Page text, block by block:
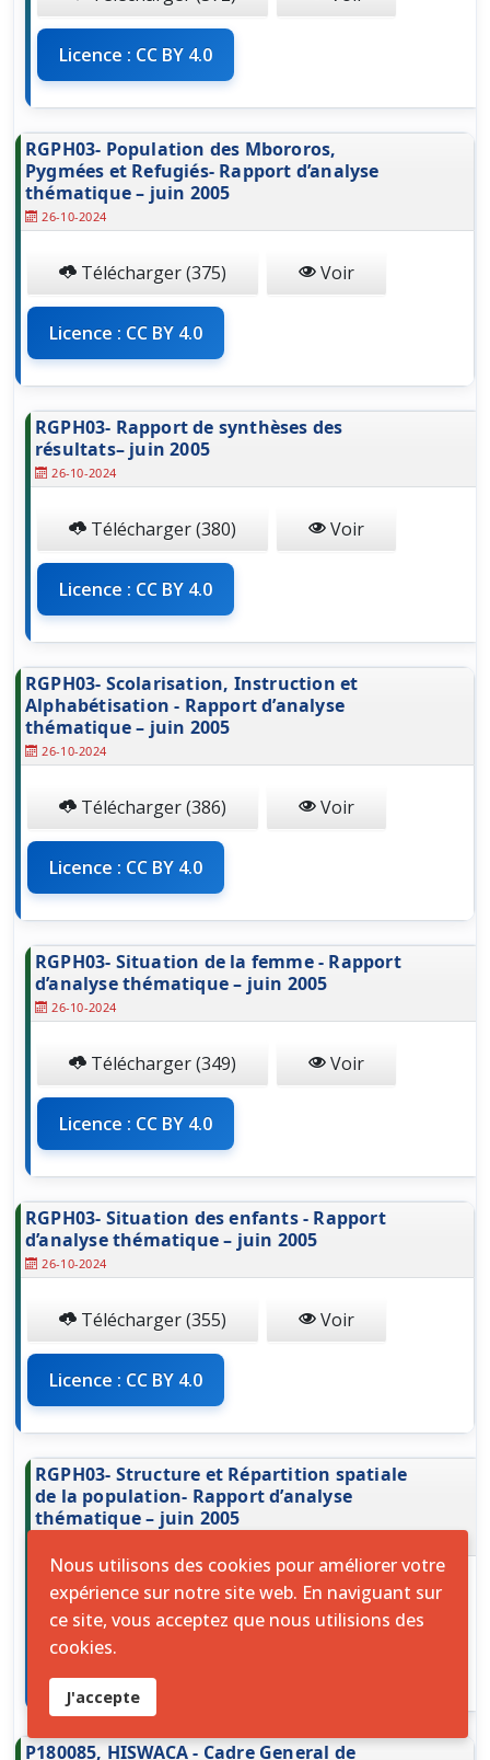
Licence : CC BY 4.0
RGPH03- Population des Mbororos,
Pygmées et Refugiés- Rapport d’analyse
thématique – juin 2005
26-10-2024
Télécharger (375) Voir
Licence : CC BY 4.0
RGPH03- Rapport de synthèses des
résultats– juin 2005
26-10-2024
Télécharger (380) Voir
Licence : CC BY 4.0
RGPH03- Scolarisation, Instruction et
Alphabétisation - Rapport d’analyse
thématique – juin 2005
26-10-2024
Télécharger (386) Voir
Licence : CC BY 4.0
RGPH03- Situation de la femme - Rapport
d’analyse thématique – juin 2005
26-10-2024
Télécharger (349) Voir
Licence : CC BY 4.0
RGPH03- Situation des enfants - Rapport
d’analyse thématique – juin 2005
26-10-2024
Télécharger (355) Voir
Licence : CC BY 4.0
RGPH03- Structure et Répartition spatiale
de la population- Rapport d’analyse
thématique – juin 2005
Télécharger (371) Voir
Licence : CC BY 4.0
P180085, HISWACA - Cadre General de
Nous utilisons des cookies pour améliorer votre
expérience sur notre site web. En naviguant sur
ce site, vous acceptez que nous utilisions des
cookies.
J'accepte